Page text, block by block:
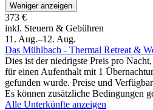
Weniger anzeigen
373 €
inkl. Steuern & Gebühren
11. Aug.–12. Aug.
Das Mühlbach - Thermal Retreat &
Dies ist der niedrigste Preis pro
für einen Aufenthalt mit 1
gefunden wurde. Preise und
Es können zusätzliche Bedingungen
Alle Unterkünfte anzeigen